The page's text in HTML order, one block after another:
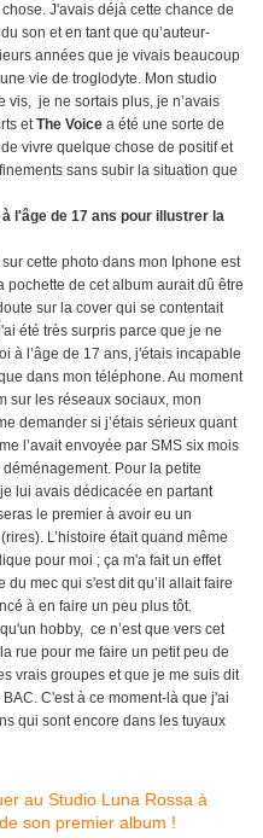
J'avais déjà cette chance de
son et en tant que qu’auteur-
années que je vivais beaucoup
vie de troglodyte. Mon studio
vis, je ne sortais plus, je n’avais
etThe Voice a été une sorte de
vivre quelque chose de positif et
sans subir la situation que
l'âge de 17 ans pour illustrer la
cette photo dans mon Iphone est
de cet album aurait dû être
sur la cover qui se contentait
été très surpris parce que je ne
à l’âge de 17 ans, j'étais incapable
dans mon téléphone. Au moment
sur les réseaux sociaux, mon
demander si j’étais sérieux quant
l’avait envoyée par SMS six mois
déménagement. Pour la petite
lui avais dédicacée en partant
le premier à avoir eu un
L’histoire était quand même
pour moi ; ça m'a fait un effet
mec qui s'est dit qu’il allait faire
à en faire un peu plus tôt.
hobby, ce n’est que vers cet
rue pour me faire un petit peu de
vrais groupes et que je me suis dit
C'est à ce moment-là que j'ai
qui sont encore dans les tuyaux